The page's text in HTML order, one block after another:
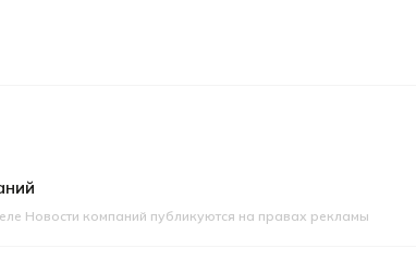
Новости компаний публикуются на правах рекламы